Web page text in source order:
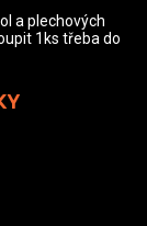
a plechových
1ks třeba do